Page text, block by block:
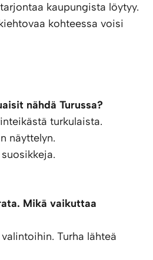
kaupungista löytyy.
kohteessa voisi
nähdä Turussa?
turkulaista.
näyttelyn.
Mikä vaikuttaa
Turha lähteä